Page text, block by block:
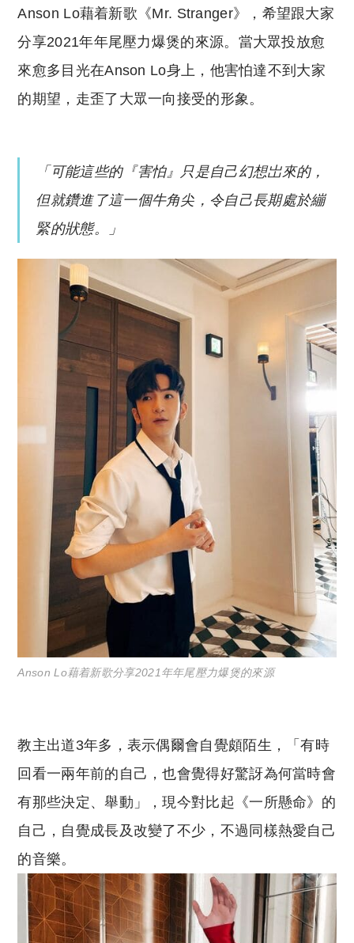
Anson Lo藉着新歌《Mr. Stranger》，希望跟大家
分享2021年年尾壓力爆煲的來源。當大眾投放愈
來愈多目光在Anson Lo身上，他害怕達不到大家
的期望，走歪了大眾一向接受的形象。
「可能這些的『害怕』只是自己幻想岀來的，
但就鑽進了這一個牛角尖，令自己長期處於繃
緊的狀態。」
Anson Lo藉着新歌分享2021年年尾壓力爆煲的來源
教主出道3年多，表示偶爾會自覺頗陌生，「有時
回看一兩年前的自己，也會覺得好驚訝為何當時會
有那些決定、舉動」，現今對比起《一所懸命》的
自己，自覺成長及改變了不少，不過同樣熱愛自己
的音樂。